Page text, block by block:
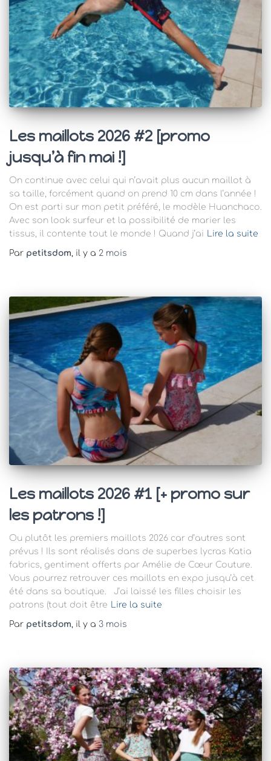
Les maillots 2026 #2 [promo
jusqu’à fin mai !]
On continue avec celui qui n’avait plus aucun maillot à
sa taille, forcément quand on prend 10 cm dans l’année !
On est parti sur mon petit préféré, le modèle Huanchaco.
Avec son look surfeur et la possibilité de marier les
tissus, il contente tout le monde ! Quand j’ai
Lire la suite
Par petitsdom, il y a 2 mois
Les maillots 2026 #1 [+ promo sur
les patrons !]
Ou plutôt les premiers maillots 2026 car d’autres sont
prévus ! Ils sont réalisés dans de superbes lycras Katia
fabrics, gentiment offerts par Amélie de Cœur Couture.
Vous pourrez retrouver ces maillots en expo jusqu’à cet
été dans sa boutique. J’ai laissé les filles choisir les
patrons (tout doit être Lire la suite
Par petitsdom, il y a 3 mois